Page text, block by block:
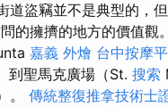
道盜竊並不是典型的，
的擁擠的地方的價值觀
嘉義 外燴 台中按摩
到聖馬克廣場（St. 搜索
。 傳統整復推拿技術士